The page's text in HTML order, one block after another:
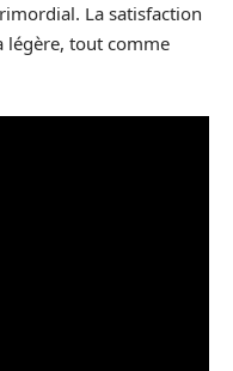
La satisfaction
légère, tout comme